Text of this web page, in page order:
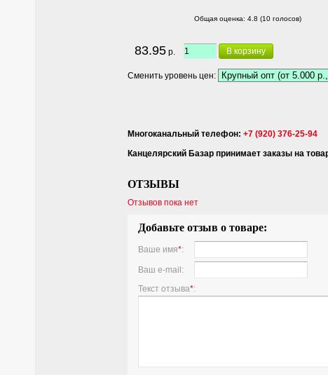
Общая оценка: 4.8 (10 голосов)
83.95 р. В корзину
Сменить уровень цен:
Многоканальный телефон: +7 (920) 376-25-94
Канцелярский Базар принимает заказы на
ОТЗЫВЫ
Отзывов пока нет
Добавьте отзыв о товаре:
Ваше имя*:
Ваш e-mail:
Текст отзыва*: